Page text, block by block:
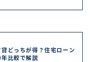
どっちが得？住宅ローン
比較で解説